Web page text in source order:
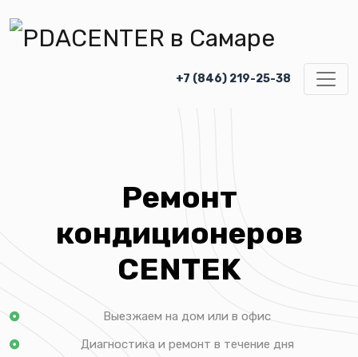
+7 (846) 219-25-38
Ремонт
кондиционеров
CENTEK
Выезжаем на дом или в офис
Диагностика и ремонт в течение дня